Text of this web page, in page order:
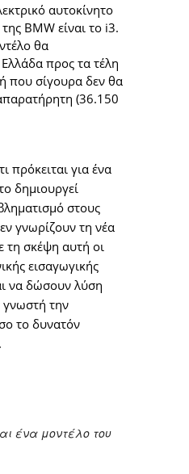
αυτοκίνητο
BMW είναι το i3.
θα
προς τα τέλη
που σίγουρα δεν θα
(36.150
πρόκειται για ένα
δημιουργεί
στους
γνωρίζουν τη νέα
τη σκέψη αυτή οι
εισαγωγικής
να δώσουν λύση
γνωστή την
το δυνατόν
ένα μοντέλο του